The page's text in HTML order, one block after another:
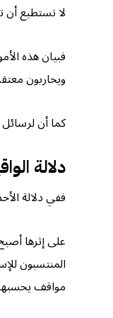
لا تستطيع أن
فبيان هذه
ويحاربون
كما أن لرسائل
دلالة
ففي دلالة
على إثرها
المنتسبون
مواقف يحسبها